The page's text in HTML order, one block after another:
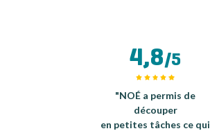
4,8/5
"NOÉ a permis de
découper
en petites tâches ce qui